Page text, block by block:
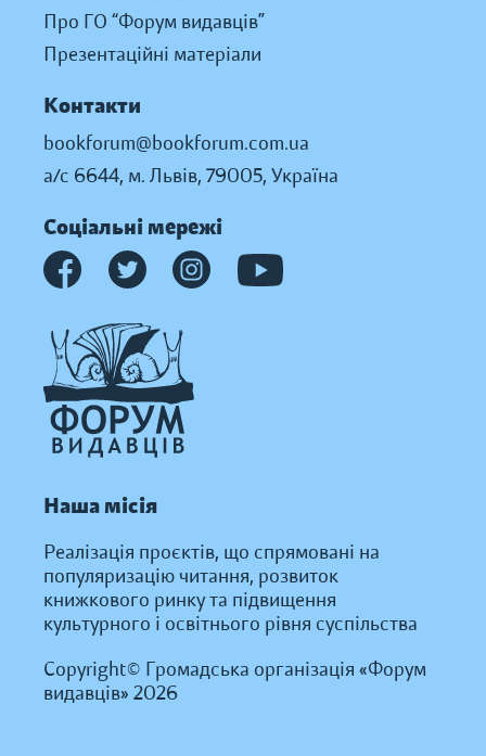
Про ГО “Форум видавців”
Презентаційні матеріали
Контакти
bookforum@bookforum.com.ua
а/с 6644, м. Львів, 79005, Україна
Соціальні мережі
Наша місія
Реалізація проєктів, що спрямовані на
популяризацію читання, розвиток
книжкового ринку та підвищення
культурного і освітнього рівня суспільства
Copyright© Громадська організація «Форум
видавців» 2026